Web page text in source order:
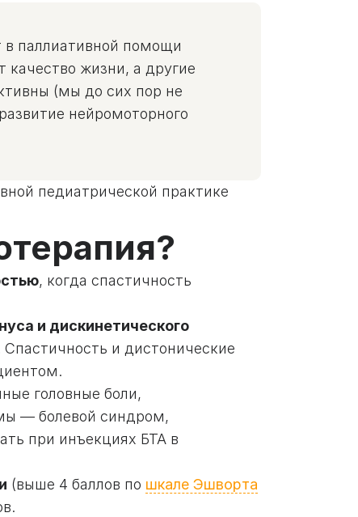
в паллиативной помощи
качество жизни, а другие
(мы до сих пор не
нейромоторного
педиатрической практике
, когда спастичность
и дискинетического
и дистонические
головные боли,
— болевой синдром,
при инъекциях БТА в
(выше 4 баллов по шкале Эшворта